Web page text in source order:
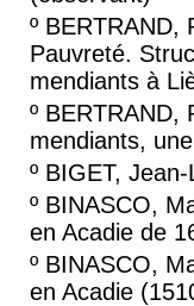
º BERTRAND,
Pauvreté.
mendiants à
º BERTRAND,
mendiants,
º BIGET,
º BINASCO,
en Acadie de
º BINASCO,
en Acadie